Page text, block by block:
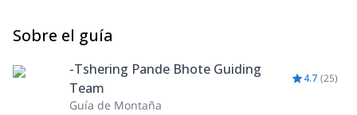
Sobre el guía
-Tshering Pande Bhote Guiding
Team
4.7 (25)
Guía de Montaña